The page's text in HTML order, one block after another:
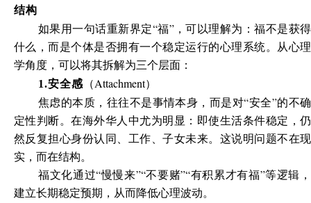
结构
如果用一句话重新界定“福”，可以理解为：福不是获得
什么，而是个体是否拥有一个稳定运行的心理系统。从心理
学角度，可以将其拆解为三个层面：
1.安全感
（Attachment）
焦虑的本质，往往不是事情本身，而是对“安全”的不确
定性判断。在海外华人中尤为明显：即使生活条件稳定，仍
然反复担心身份认同、工作、子女未来。这说明问题不在现
实，而在结构。
福文化通过“慢慢来”“不要赌”“有积累才有福”等逻辑，
建立长期稳定预期，从而降低心理波动。